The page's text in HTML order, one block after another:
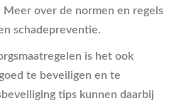
over de normen en regels
schadepreventie.
is het ook
te beveiligen en te
tips kunnen daarbij